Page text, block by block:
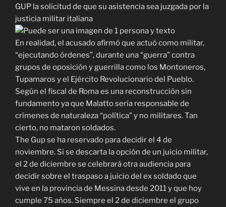
GUP la solicitud de que su asistencia sea juzgada por la
justicia militar italiana
En realidad, el acusado afirmó que actuó como militar,
“ejecutando órdenes”, durante una “guerra” contra
grupos de oposición y guerrilla como los Montoneros,
Tupamaros y el Ejército Revolucionario del Pueblo.
Según el fiscal de Roma es una reconstrucción sin
fundamento ya que Malatto sería responsable de
crímenes de naturaleza “política” y no militares. Tan
cierto, no mataron soldados.
The Gup se ha reservado para decidir el 4 de
noviembre. Si se descarta la opción de un juicio militar,
el 2 de diciembre se celebrará otra audiencia para
decidir sobre el traspaso a juicio del ex soldado que
vive en la provincia de Messina desde 2011 y que hoy
cumple 75 años. Siempre el 2 de diciembre el grupo